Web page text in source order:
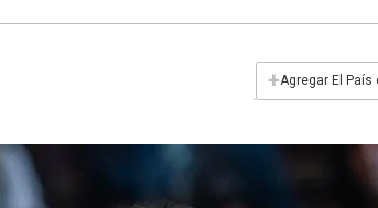
+Agregar El País